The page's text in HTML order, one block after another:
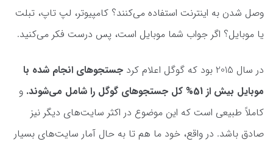
وصل شدن به اینترنت استفاده می‌کنند؟ کامپیوتر، لپ تاپ، تبلت
یا موبایل؟ اگر جواب شما موبایل است، پس درست فکر می‌کنید.
در سال 2015 بود که گوگل اعلام کرد
جستجوهای انجام شده با
موبایل بیش از 51% کل جستجوهای گوگل را شامل می‌شوند.
و
کاملاً طبیعی است که این موضوع در اکثر سایت‌های دیگر نیز
صادق باشد. در واقع، خود ما هم تا به حال آمار سایت‌های بسیار